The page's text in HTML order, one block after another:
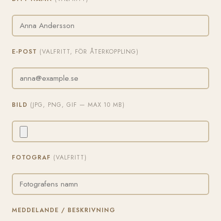
E-POST (VALFRITT, FÖR ÅTERKOPPLING)
BILD (JPG, PNG, GIF — MAX 10 MB)
FOTOGRAF (VALFRITT)
MEDDELANDE / BESKRIVNING